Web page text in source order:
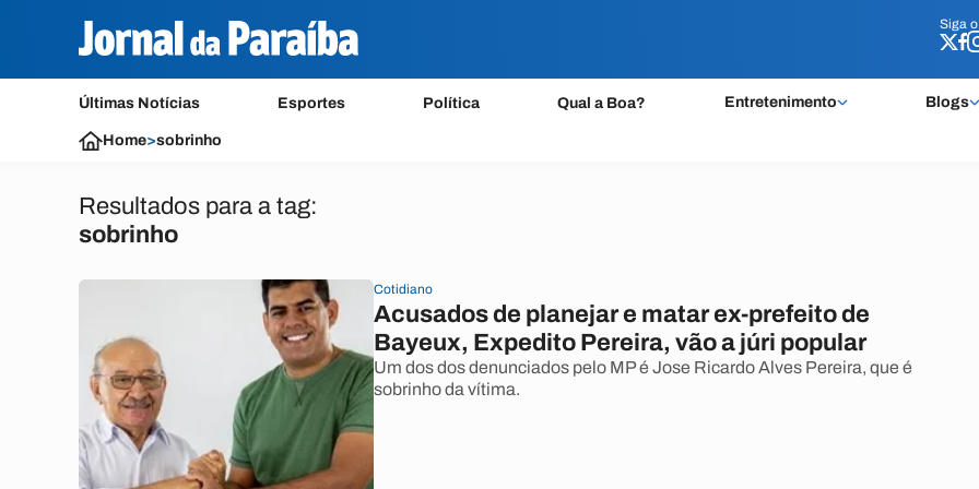
Siga o
Últimas Notícias Esportes Política Qual a Boa? Entretenimento Blogs
Siga o
Home>sobrinho
Resultados para a tag:
sobrinho
Cotidiano
Acusados de planejar e matar ex-prefeito de
Bayeux, Expedito Pereira, vão a júri popular
Um dos dos denunciados pelo MP é Jose Ricardo Alves Pereira, que é
sobrinho da vítima.